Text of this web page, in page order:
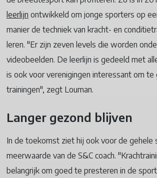
leerlijn ontwikkeld om jonge sporters op
manier de techniek van kracht- en
leren. "Er zijn zeven levels die worden
videobeelden. De leerlijn is gedeeld met
is ook voor verenigingen interessant om te
trainingen", zegt Louman.
Langer gezond blijven
In de toekomst ziet hij ook voor de gehele
meerwaarde van de S&C coach.
belangrijk om goed te presteren in de